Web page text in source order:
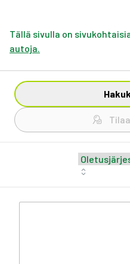
Tällä sivulla on
autoja.